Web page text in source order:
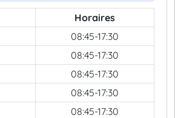
Horaires
08:45-17:30
08:45-17:30
08:45-17:30
08:45-17:30
08:45-17:30